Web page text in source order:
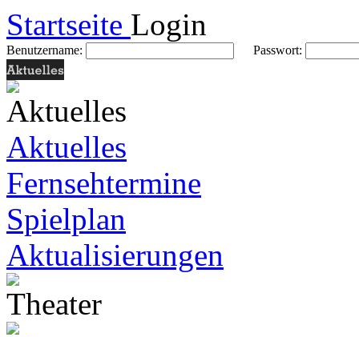
Startseite Login
Benutzername: Passwort:
Aktuelles
Fernsehtermine
Spielplan
Aktualisierungen